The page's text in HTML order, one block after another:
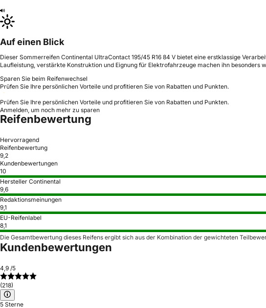
Auf einen Blick
Dieser Sommerreifen Continental UltraContact 195/45 R16 84 V bietet eine erstklassige
Laufleistung, verstärkte Konstruktion und Eignung für Elektrofahrzeuge machen ihn besonders
Sparen Sie beim Reifenwechsel
Prüfen Sie Ihre persönlichen Vorteile und profitieren Sie von Rabatten und Punkten.
Prüfen Sie Ihre persönlichen Vorteile und profitieren Sie von Rabatten und Punkten.
Anmelden, um noch mehr zu sparen
Reifenbewertung
Hervorragend
Reifenbewertung
9,2
Kundenbewertungen
10
Hersteller Continental
9,6
Redaktionsmeinungen
9,1
EU-Reifenlabel
8,1
Die Gesamtbewertung dieses Reifens ergibt sich aus der Kombination der gewichteten
Kundenbewertungen
4,9 /5
(218)
5 Sterne